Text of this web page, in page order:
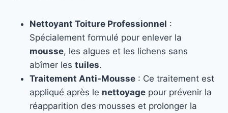
Nettoyant Toiture Professionnel :
Spécialement formulé pour enlever la
mousse, les algues et les lichens sans
abîmer les tuiles.
Traitement Anti-Mousse : Ce traitement est
appliqué après le nettoyage pour prévenir la
réapparition des mousses et prolonger la